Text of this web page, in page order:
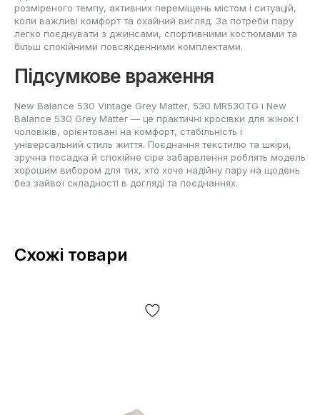
розміреного темпу, активних переміщень містом і ситуацій,
коли важливі комфорт та охайний вигляд. За потреби пару
легко поєднувати з джинсами, спортивними костюмами та
більш спокійними повсякденними комплектами.
Підсумкове враження
New Balance 530 Vintage Grey Matter, 530 MR530TG і New
Balance 530 Grey Matter — це практичні кросівки для жінок і
чоловіків, орієнтовані на комфорт, стабільність і
універсальний стиль життя. Поєднання текстилю та шкіри,
зручна посадка й спокійне сіре забарвлення роблять модель
хорошим вибором для тих, хто хоче надійну пару на щодень
без зайвої складності в догляді та поєднаннях.
Схожі товари